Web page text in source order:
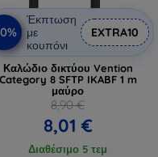
Έκπτωση
με
κουπόνι
EXTRA10
Καλώδιο δικτύου Vention
Category 8 SFTP IKABF 1 m
μαύρο
8,90 €
8,01 €
Διαθέσιμο 5 τεμ